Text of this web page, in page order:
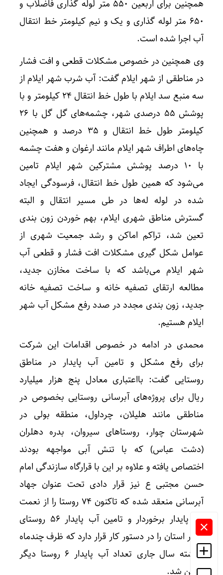
همچنین برای اربعین ۵۵۰ متر لوله گذاری فاضلاب و
۶۵۰ متر لوله گذاری و یک و نیم کیلومتر خط انتقال
آب اجرا شده است.
وی همچنین در خصوص مشکلات قطعی و افت فشار
در مناطقی از شهر ایلام گفت: آب شرب شهر ایلام از
سه منبع سد ایلام با طول خط انتقال ۲۴ کیلومتر و با
پوشش ۵۵ درصدی شهر، چشمه‌های گل گل با ۲۶
کیلومتر طول خط انتقال و ۳۵ درصد و همچنین
چاه‌های اطراف شهر ایلام مانند ارغوان و هفت چشمه
با ۱۰ درصد پوشش مشترکین شهر ایلام تامین
می‌شود که همین طول خط انتقال، فرسودگی ایجاد
شده در لوله له‌ها در طی مسیر انتقال و البته
گسترش مناطق شهری ایلام، بهم خوردن زون بندی
تعین شد، تراکم اماکن و رشد جمعیت شهری از
عوامل شکل گیری مشکلات افت فشار و قطعی آب
شهر ایلام می‌باشد که با ساخت مخازن جدید،
مطالعه ارتقای تصفیه خانه و ساخت تصفیه خانه
جدید، زون بندی مجدد در صدد رفع مشکل آب شهر
ایلام هستیم.
محمدی در ادامه در خصوص اقدامات این شرکت
برای رفع مشکل و تامین آب پایدار در مناطق
روستایی گفت: بااعتباری معادل پنج هزار میلیارد
ریال برای پروژه‌های آبرسانی روستایی بخصوص در
مناطقی مانند هلیلان، چرداول، منطقه بولی در
شهرستان چوار، روستاهای سیروان، بدره دهلران
(دشت عباس) که با تنش آبی مواجهه بودند
اختصاص یافته و علاوه بر این با قرارگاه سازندگی امام
حسن مجتبی ع نیز قرار دادی تحت عنوان جهاد
آبرسانی منعقد شده که تاکنون ۷۴ روستا را از نعمت
آب پایدار برخوردار و تامین آب پایدار ۵۶ روستای
دیگر استان را در دستور کار قرار دارد که ظرف چندماه
گذشته سال جاری تعداد آب پایدار ۶ روستا دیگر
تامین شد.